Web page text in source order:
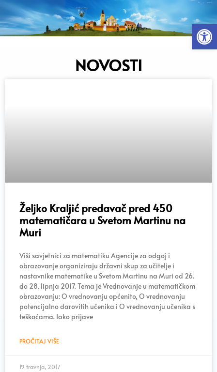
NOVOSTI
Željko Kraljić predavač pred 450
matematičara u Svetom Martinu na
Muri
Viši savjetnici za matematiku Agencije za odgoj i
obrazovanje organiziraju državni skup za učitelje i
nastavnike matematike u Svetom Martinu na Muri od 26.
do 28. lipnja 2017. Tema je Vrednovanje u matematičkom
obrazovanju: O vrednovanju općenito, O vrednovanju
potencijalno darovitih učenika i O vrednovanju učenika s
teškoćama. Iako prijave
PROČITAJ VIŠE
19 travnja, 2017